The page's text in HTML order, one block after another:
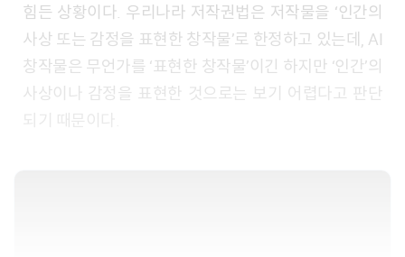
힘든 상황이다. 우리나라 저작권법은 저작물을 ‘인간의
사상 또는 감정을 표현한 창작물’로 한정하고 있는데, AI
창작물은 무언가를 ‘표현한 창작물’이긴 하지만 ‘인간’의
사상이나 감정을 표현한 것으로는 보기 어렵다고 판단